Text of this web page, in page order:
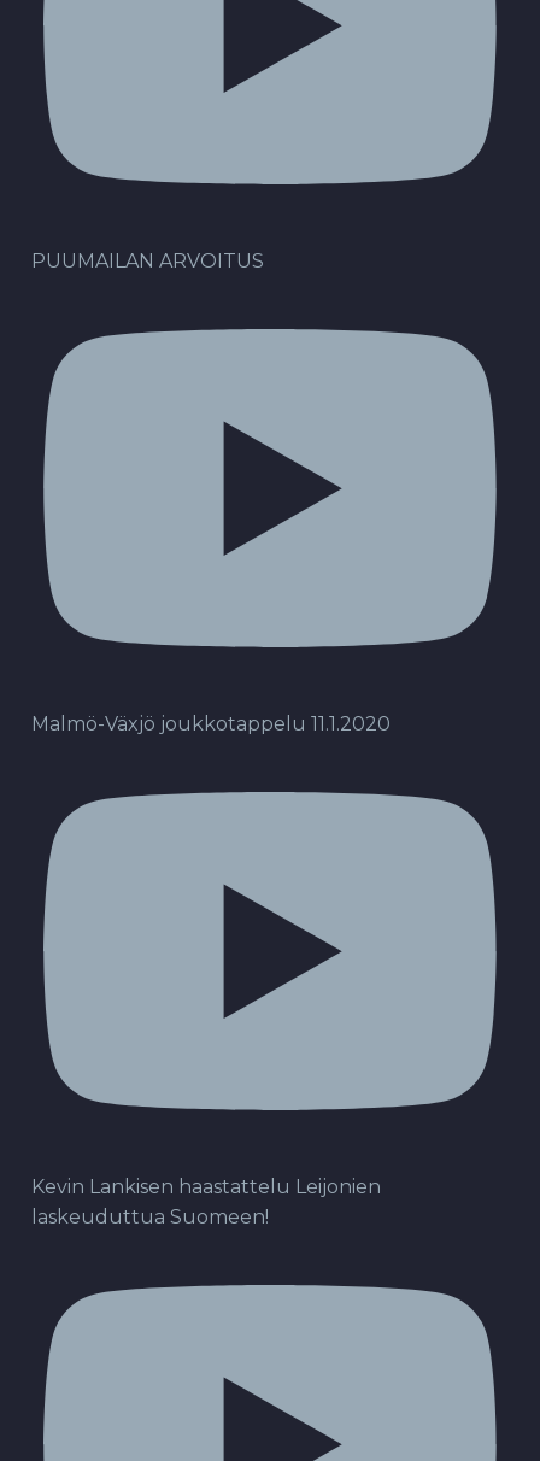
PUUMAILAN ARVOITUS
Malmö-Växjö joukkotappelu 11.1.2020
Kevin Lankisen haastattelu Leijonien
laskeuduttua Suomeen!